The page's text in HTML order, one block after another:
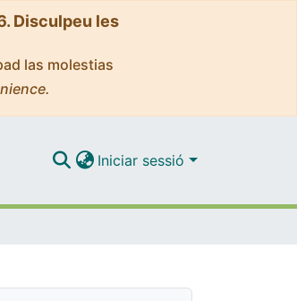
Disculpeu les
las molestias
Iniciar sessió